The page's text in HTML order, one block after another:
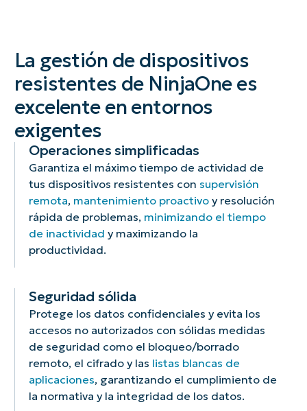
La gestión de dispositivos
resistentes de NinjaOne es
excelente en entornos
exigentes
Operaciones simplificadas
Garantiza el máximo tiempo de actividad de
tus dispositivos resistentes con supervisión
remota, mantenimiento proactivoy resolución
rápida de problemas, minimizando el tiempo
de inactividad y maximizando la
productividad.
Seguridad sólida
Protege los datos confidenciales y evita los
accesos no autorizados con sólidas medidas
de seguridad como el bloqueo/borrado
remoto, el cifrado y las listas blancas de
aplicaciones, garantizando el cumplimiento de
la normativa y la integridad de los datos.